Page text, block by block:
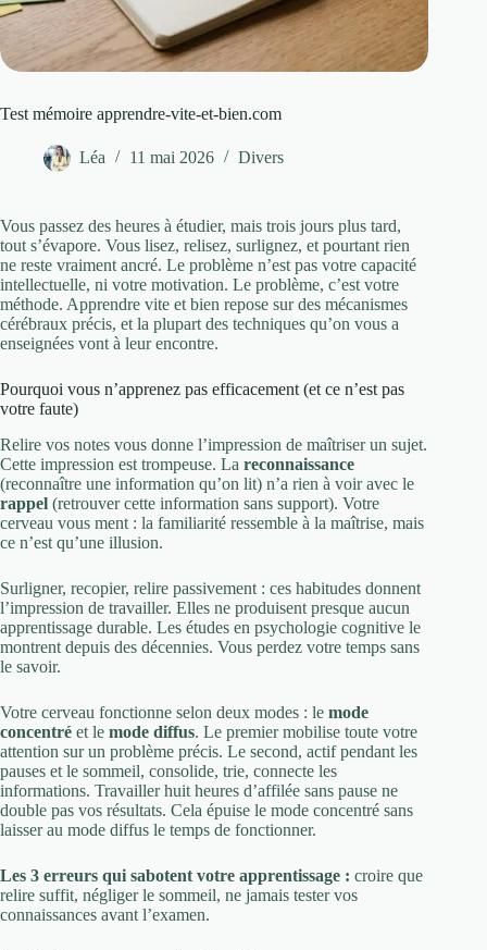
Test mémoire apprendre-vite-et-bien.com
Léa 11 mai 2026 Divers
Vous passez des heures à étudier, mais trois jours plus tard,
tout s’évapore. Vous lisez, relisez, surlignez, et pourtant rien
ne reste vraiment ancré. Le problème n’est pas votre capacité
intellectuelle, ni votre motivation. Le problème, c’est votre
méthode. Apprendre vite et bien repose sur des mécanismes
cérébraux précis, et la plupart des techniques qu’on vous a
enseignées vont à leur encontre.
Pourquoi vous n’apprenez pas efficacement (et ce n’est pas
votre faute)
Relire vos notes vous donne l’impression de maîtriser un sujet.
Cette impression est trompeuse. La reconnaissance
(reconnaître une information qu’on lit) n’a rien à voir avec le
rappel (retrouver cette information sans support). Votre
cerveau vous ment : la familiarité ressemble à la maîtrise, mais
ce n’est qu’une illusion.
Surligner, recopier, relire passivement : ces habitudes donnent
l’impression de travailler. Elles ne produisent presque aucun
apprentissage durable. Les études en psychologie cognitive le
montrent depuis des décennies. Vous perdez votre temps sans
le savoir.
Votre cerveau fonctionne selon deux modes : le mode
concentré et le mode diffus. Le premier mobilise toute votre
attention sur un problème précis. Le second, actif pendant les
pauses et le sommeil, consolide, trie, connecte les
informations. Travailler huit heures d’affilée sans pause ne
double pas vos résultats. Cela épuise le mode concentré sans
laisser au mode diffus le temps de fonctionner.
Les 3 erreurs qui sabotent votre apprentissage : croire que
relire suffit, négliger le sommeil, ne jamais tester vos
connaissances avant l’examen.